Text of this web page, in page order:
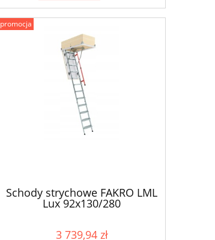
Schody strychowe FAKRO LML
Lux 92x130/280
3 739,94 zł
promocja